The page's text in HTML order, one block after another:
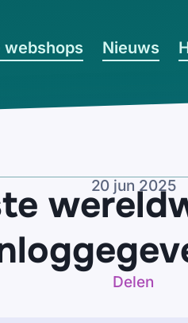
webshops Nieuws
20 jun 2025
Delen